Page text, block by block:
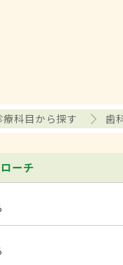
療科目から探す 歯
ーチ